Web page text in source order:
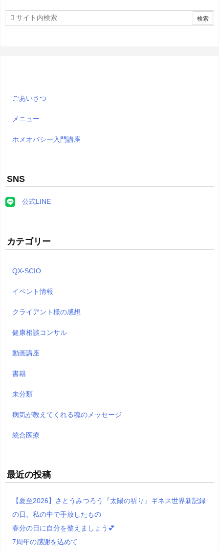
ごあいさつ
メニュー
ホメオパシー入門講座
SNS
公式LINE
カテゴリー
QX-SCIO
イベント情報
クライアント様の感想
健康相談コンサル
動画講座
書籍
未分類
病気が教えてくれる魂のメッセージ
統合医療
最近の投稿
【夏至2026】さとうみつろう『太陽の祈り』ギネス世界新記録
の日。私の中で手放したもの
春分の日に自分を整えましょう💕
7周年の感謝を込めて